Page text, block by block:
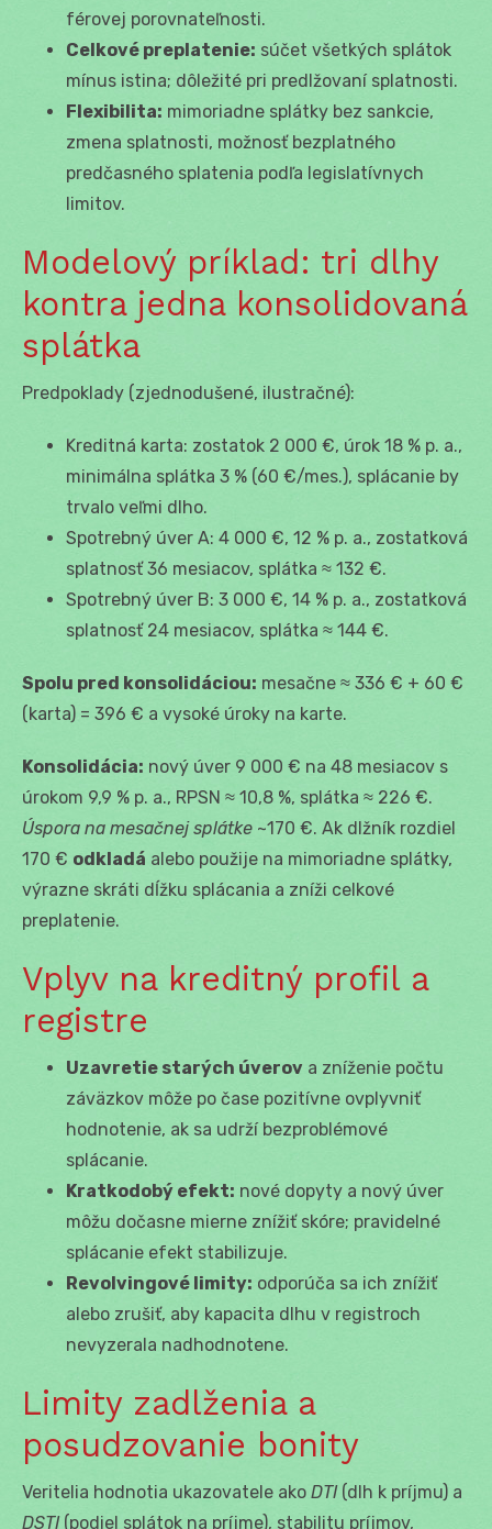
férovej porovnateľnosti.
Celkové preplatenie: súčet všetkých splátok
mínus istina; dôležité pri predlžovaní splatnosti.
Flexibilita: mimoriadne splátky bez sankcie,
zmena splatnosti, možnosť bezplatného
predčasného splatenia podľa legislatívnych
limitov.
Modelový príklad: tri dlhy
kontra jedna konsolidovaná
splátka
Predpoklady (zjednodušené, ilustračné):
Kreditná karta: zostatok 2 000 €, úrok 18 % p. a.,
minimálna splátka 3 % (60 €/mes.), splácanie by
trvalo veľmi dlho.
Spotrebný úver A: 4 000 €, 12 % p. a., zostatková
splatnosť 36 mesiacov, splátka ≈ 132 €.
Spotrebný úver B: 3 000 €, 14 % p. a., zostatková
splatnosť 24 mesiacov, splátka ≈ 144 €.
Spolu pred konsolidáciou: mesačne ≈ 336 € + 60 €
(karta) = 396 € a vysoké úroky na karte.
Konsolidácia: nový úver 9 000 € na 48 mesiacov s
úrokom 9,9 % p. a., RPSN ≈ 10,8 %, splátka ≈ 226 €.
Úspora na mesačnej splátke ~170 €. Ak dlžník rozdiel
170 € odkladá alebo použije na mimoriadne splátky,
výrazne skráti dĺžku splácania a zníži celkové
preplatenie.
Vplyv na kreditný profil a
registre
Uzavretie starých úverov a zníženie počtu
záväzkov môže po čase pozitívne ovplyvniť
hodnotenie, ak sa udrží bezproblémové
splácanie.
Kratkodobý efekt: nové dopyty a nový úver
môžu dočasne mierne znížiť skóre; pravidelné
splácanie efekt stabilizuje.
Revolvingové limity: odporúča sa ich znížiť
alebo zrušiť, aby kapacita dlhu v registroch
nevyzerala nadhodnotene.
Limity zadlženia a
posudzovanie bonity
Veritelia hodnotia ukazovatele ako DTI(dlh k príjmu) a
DSTI(podiel splátok na príjme), stabilitu príjmov,